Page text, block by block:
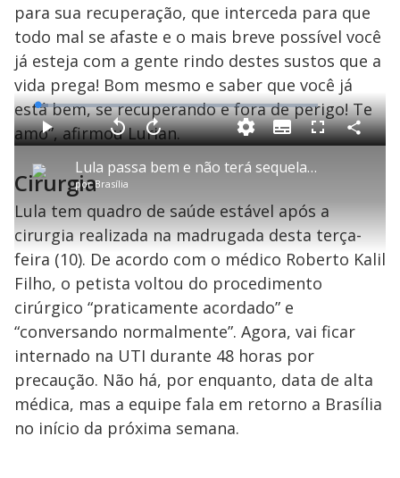
para sua recuperação, que interceda para que
todo mal se afaste e o mais breve possível você
já esteja com a gente rindo destes sustos que a
vida prega! Bom mesmo e saber que você já
está bem, se recuperando e fora de perigo! Te
amo”, afirmou Lurian.
P
l
a
y
V
i
Lula passa bem e não terá sequelas após cirurgia de emergência
porBrasília
P V
t
a
r
0
s
g
u
d
o
A
a
n
0
n
d
s
u
o
L
o
a
d
e
3
.
7
%
S
u
b
t
F
e
C
o
r
Cirurgia
Lula tem quadro de saúde estável após a
cirurgia realizada na madrugada desta terça-
feira (10). De acordo com o médico Roberto Kalil
Filho, o petista voltou do procedimento
cirúrgico “praticamente acordado” e
“conversando normalmente”. Agora, vai ficar
internado na UTI durante 48 horas por
precaução. Não há, por enquanto, data de alta
médica, mas a equipe fala em retorno a Brasília
no início da próxima semana.